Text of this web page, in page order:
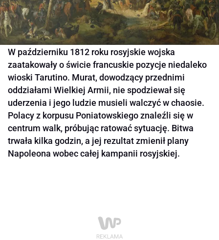
W październiku 1812 roku rosyjskie wojska
zaatakowały o świcie francuskie pozycje niedaleko
wioski Tarutino. Murat, dowodzący przednimi
oddziałami Wielkiej Armii, nie spodziewał się
uderzenia i jego ludzie musieli walczyć w chaosie.
Polacy z korpusu Poniatowskiego znaleźli się w
centrum walk, próbując ratować sytuację. Bitwa
trwała kilka godzin, a jej rezultat zmienił plany
Napoleona wobec całej kampanii rosyjskiej.